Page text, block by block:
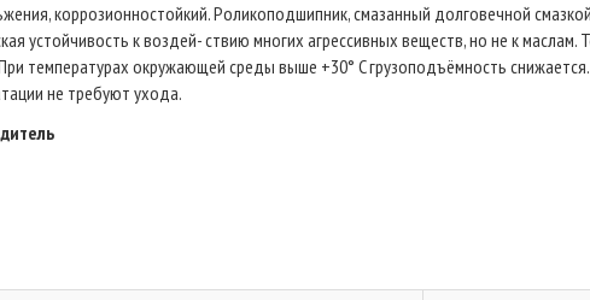
коррозионностойкий. Роликоподшипник, смазанный долговечной
устойчивость к воздей- ствию многих агрессивных веществ, но не к маслам.
При температурах окружающей среды выше +30° C грузоподъёмность
не требуют ухода.